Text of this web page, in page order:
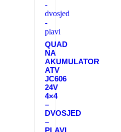
QUAD
NA
AKUMULATOR
ATV
JC606
24V
4×4
–
DVOSJED
–